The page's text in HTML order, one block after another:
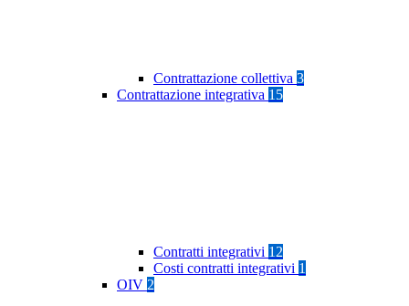
Contrattazione collettiva 3
Contrattazione integrativa 15
Contratti integrativi 12
Costi contratti integrativi 1
OIV 2